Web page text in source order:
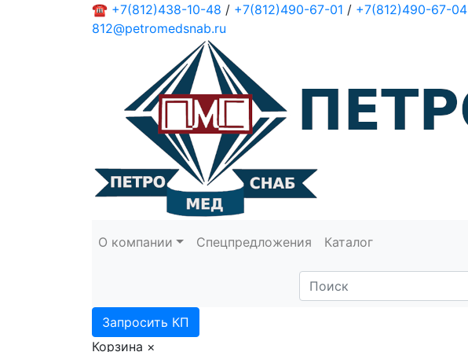
☎ +7(812)438-10-48 / +7(812)490-67-01 / +7(812)490-67-04
812@petromedsnab.ru
О компании Спецпредложения Каталог
Запросить КП
Корзина ×